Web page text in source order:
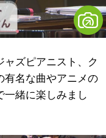
ズピアニスト、ク
有名な曲やアニメの
一緒に楽しみまし